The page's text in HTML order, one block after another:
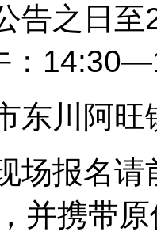
告之日
东川阿
场报名
并携带